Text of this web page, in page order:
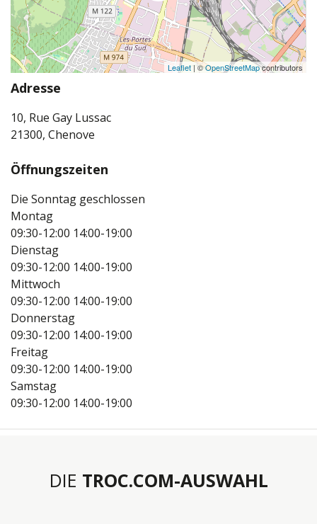
Leaflet | ©OpenStreetMapcontributors
Adresse
10, Rue Gay Lussac
21300, Chenove
Öffnungszeiten
Die Sonntag geschlossen
Montag
09:30-12:00 14:00-19:00
Dienstag
09:30-12:00 14:00-19:00
Mittwoch
09:30-12:00 14:00-19:00
Donnerstag
09:30-12:00 14:00-19:00
Freitag
09:30-12:00 14:00-19:00
Samstag
09:30-12:00 14:00-19:00
DIE TROC.COM-AUSWAHL